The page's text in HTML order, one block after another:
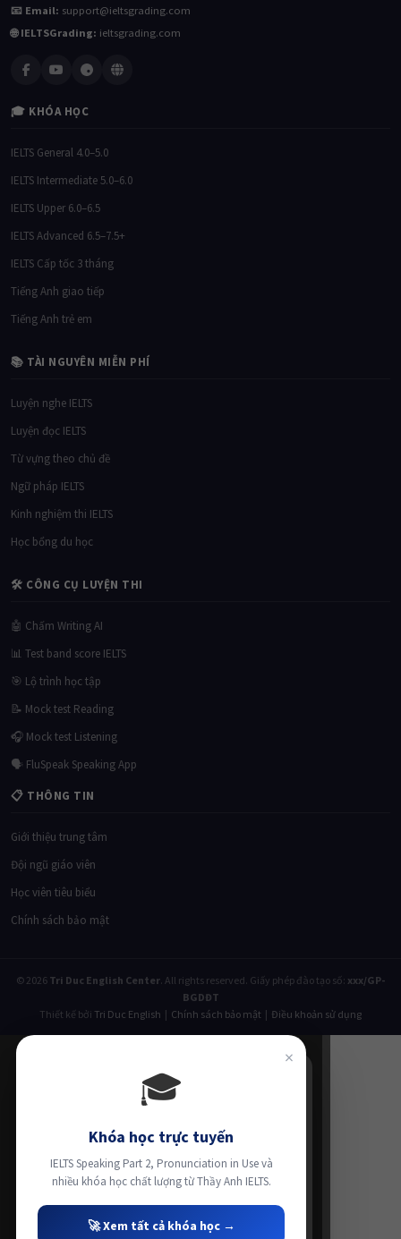
📧 Email: support@ieltsgrading.com
🌐 IELTSGrading: ieltsgrading.com
🎓 KHÓA HỌC
IELTS General 4.0–5.0
IELTS Intermediate 5.0–6.0
IELTS Upper 6.0–6.5
IELTS Advanced 6.5–7.5+
IELTS Cấp tốc 3 tháng
Tiếng Anh giao tiếp
Tiếng Anh trẻ em
📚 TÀI NGUYÊN MIỄN PHÍ
Luyện nghe IELTS
Luyện đọc IELTS
Từ vựng theo chủ đề
Ngữ pháp IELTS
Kinh nghiệm thi IELTS
Học bổng du học
🛠 CÔNG CỤ LUYỆN THI
🤖 Chấm Writing AI
📊 Test band score IELTS
🎯 Lộ trình học tập
📝 Mock test Reading
🎧 Mock test Listening
🗣 FluSpeak Speaking App
📋 THÔNG TIN
Giới thiệu trung tâm
Đội ngũ giáo viên
Học viên tiêu biểu
Chính sách bảo mật
© 2026 Tri Duc English Center. All rights reserved. Giấy phép đào tạo số: xxx/GP-
BGDĐT
Thiết kế bởi Tri Duc English | Chính sách bảo mật | Điều khoản sử dụng
×
🎓
Khóa học trực tuyến
IELTS Speaking Part 2, Pronunciation in Use và
nhiều khóa học chất lượng từ Thầy Anh IELTS.
🚀 Xem tất cả khóa học →